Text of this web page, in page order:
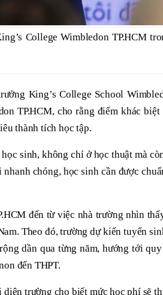
College Wimbledon TP.HCM
King’s College School
TP.HCM, cho rằng điểm khác biệt
thành tích học tập.
sinh, không chỉ ở học thuật mà
chóng, học sinh cần được
đến từ việc nhà trường nhìn
Theo đó, trường dự kiến tuyển
dần qua từng năm, hướng tới quy
đến THPT.
trường cho biết mức học phí sẽ